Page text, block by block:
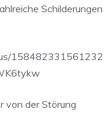
Schilderungen
158482331561232
von der Störung